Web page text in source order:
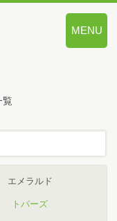
MENU
覧
エメラルド
トパーズ